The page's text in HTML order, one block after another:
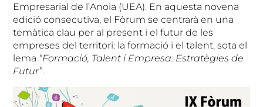
Empresarial de l’Anoia (UEA). En aquesta novena
edició consecutiva, el Fòrum se centrarà en una
temàtica clau per al present i el futur de les
empreses del territori: la formació i el talent, sota el
lema “Formació, Talent i Empresa: Estratègies de
Futur”.